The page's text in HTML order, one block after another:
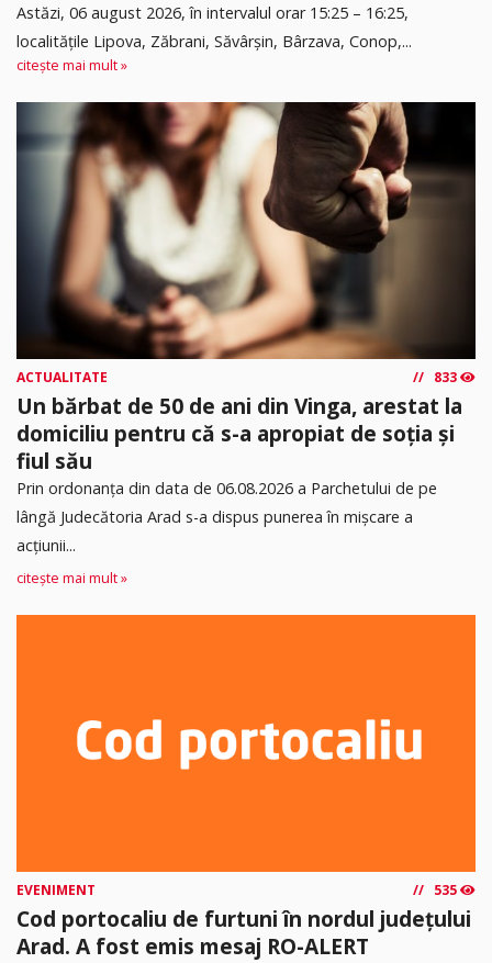
Astăzi, 06 august 2026, în intervalul orar 15:25 – 16:25,
localitățile Lipova, Zăbrani, Săvârșin, Bârzava, Conop,...
citește mai mult »
ACTUALITATE 833
Un bărbat de 50 de ani din Vinga, arestat la
domiciliu pentru că s-a apropiat de soția și
fiul său
Prin ordonanța din data de 06.08.2026 a Parchetului de pe
lângă Judecătoria Arad s-a dispus punerea în mişcare a
acţiunii...
citește mai mult »
EVENIMENT 535
Cod portocaliu de furtuni în nordul județului
Arad. A fost emis mesaj RO-ALERT